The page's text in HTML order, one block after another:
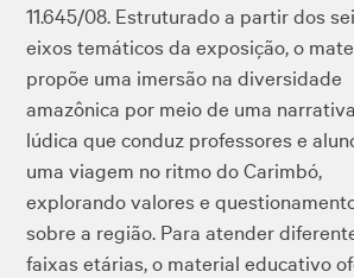
11.645/08. Estruturado a partir dos
eixos temáticos da exposição, o
propõe uma imersão na diversidade
amazônica por meio de uma
lúdica que conduz professores e
uma viagem no ritmo do Carimbó,
explorando valores e
sobre a região. Para atender
faixas etárias, o material educativo